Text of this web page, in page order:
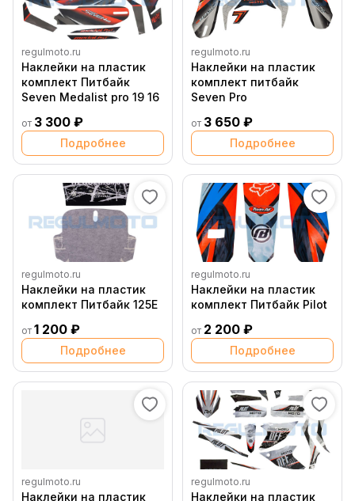
regulmoto.ru
Наклейки на пластик
комплект Питбайк
Seven Medalist pro 19 16
от 3 300 ₽
Подробнее
regulmoto.ru
Наклейки на пластик
комплект питбайк
Seven Pro
от 3 650 ₽
Подробнее
regulmoto.ru
Наклейки на пластик
комплект Питбайк 125E
от 1 200 ₽
Подробнее
regulmoto.ru
Наклейки на пластик
комплект Питбайк Pilot
от 2 200 ₽
Подробнее
regulmoto.ru
Наклейки на пластик
regulmoto.ru
Наклейки на пластик